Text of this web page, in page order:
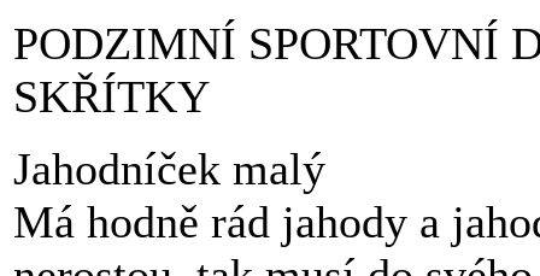
PODZIMNÍ SPORTOVNÍ
SKŘÍTKY
Jahodníček malý
Má hodně rád jahody a